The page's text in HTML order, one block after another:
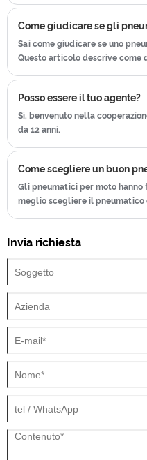
Sai come giudicare se uno
Questo articolo descrive come
Posso essere il tuo agente?
Sì, benvenuto nella
da 12 anni.
Come scegliere un buon
Gli pneumatici per moto hanno
meglio scegliere il pneumatico
Invia richiesta